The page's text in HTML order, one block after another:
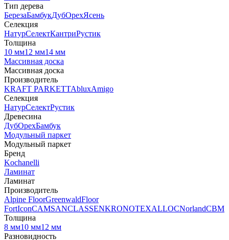
Тип дерева
БерезаБамбукДубОрехЯсень
Селекция
НатурСелектКантриРустик
Толщина
10 мм12 мм14 мм
Массивная доска
Массивная доска
Производитель
KRAFT PARKETTAbluxAmigo
Селекция
НатурСелектРустик
Древесина
ДубОрехБамбук
Модульный паркет
Модульный паркет
Бренд
Kochanelli
Ламинат
Ламинат
Производитель
Alpine FloorGreenwaldFloor
FortIconCAMSANCLASSENKRONOTEXALLOCNorlandCBM
Толщина
8 мм10 мм12 мм
Разновидность